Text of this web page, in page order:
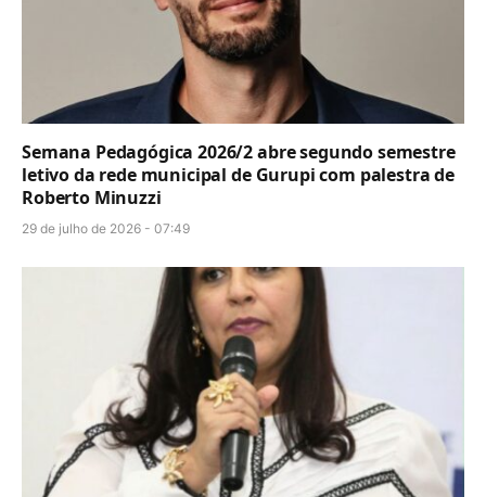
Semana Pedagógica 2026/2 abre segundo semestre
letivo da rede municipal de Gurupi com palestra de
Roberto Minuzzi
29 de julho de 2026 - 07:49